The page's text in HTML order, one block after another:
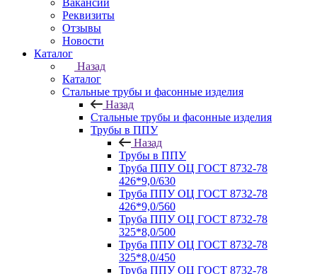
Вакансии
Реквизиты
Отзывы
Новости
Каталог
Назад
Каталог
Стальные трубы и фасонные изделия
Назад
Стальные трубы и фасонные изделия
Трубы в ППУ
Назад
Трубы в ППУ
Труба ППУ ОЦ ГОСТ 8732-78
426*9,0/630
Труба ППУ ОЦ ГОСТ 8732-78
426*9,0/560
Труба ППУ ОЦ ГОСТ 8732-78
325*8,0/500
Труба ППУ ОЦ ГОСТ 8732-78
325*8,0/450
Труба ППУ ОЦ ГОСТ 8732-78